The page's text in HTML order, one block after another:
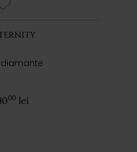
diamante
00 lei